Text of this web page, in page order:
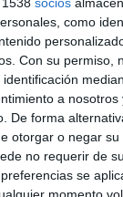
socios
como
Con su permiso,
a
De forma
otorgar o negar su
no requerir de
se